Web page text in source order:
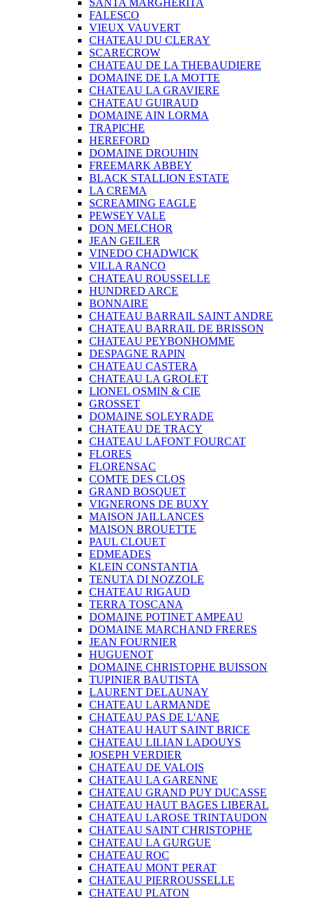
SANTA MARGHERITA
FALESCO
VIEUX VAUVERT
CHATEAU DU CLERAY
SCARECROW
CHATEAU DE LA THEBAUDIERE
DOMAINE DE LA MOTTE
CHATEAU LA GRAVIERE
CHATEAU GUIRAUD
DOMAINE AIN LORMA
TRAPICHE
HEREFORD
DOMAINE DROUHIN
FREEMARK ABBEY
BLACK STALLION ESTATE
LA CREMA
SCREAMING EAGLE
PEWSEY VALE
DON MELCHOR
JEAN GEILER
VINEDO CHADWICK
VILLA RANCO
CHATEAU ROUSSELLE
HUNDRED ARCE
BONNAIRE
CHATEAU BARRAIL SAINT ANDRE
CHATEAU BARRAIL DE BRISSON
CHATEAU PEYBONHOMME
DESPAGNE RAPIN
CHATEAU CASTERA
CHATEAU LA GROLET
LIONEL OSMIN & CIE
GROSSET
DOMAINE SOLEYRADE
CHATEAU DE TRACY
CHATEAU LAFONT FOURCAT
FLORES
FLORENSAC
COMTE DES CLOS
GRAND BOSQUET
VIGNERONS DE BUXY
MAISON JAILLANCES
MAISON BROUETTE
PAUL CLOUET
EDMEADES
KLEIN CONSTANTIA
TENUTA DI NOZZOLE
CHATEAU RIGAUD
TERRA TOSCANA
DOMAINE POTINET AMPEAU
DOMAINE MARCHAND FRERES
JEAN FOURNIER
HUGUENOT
DOMAINE CHRISTOPHE BUISSON
TUPINIER BAUTISTA
LAURENT DELAUNAY
CHATEAU LARMANDE
CHATEAU PAS DE L'ANE
CHATEAU HAUT SAINT BRICE
CHATEAU LILIAN LADOUYS
JOSEPH VERDIER
CHATEAU DE VALOIS
CHATEAU LA GARENNE
CHATEAU GRAND PUY DUCASSE
CHATEAU HAUT BAGES LIBERAL
CHATEAU LAROSE TRINTAUDON
CHATEAU SAINT CHRISTOPHE
CHATEAU LA GURGUE
CHATEAU ROC
CHATEAU MONT PERAT
CHATEAU PIERROUSSELLE
CHATEAU PLATON